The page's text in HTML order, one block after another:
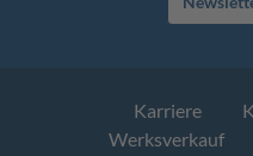
Karriere
Werksverkauf